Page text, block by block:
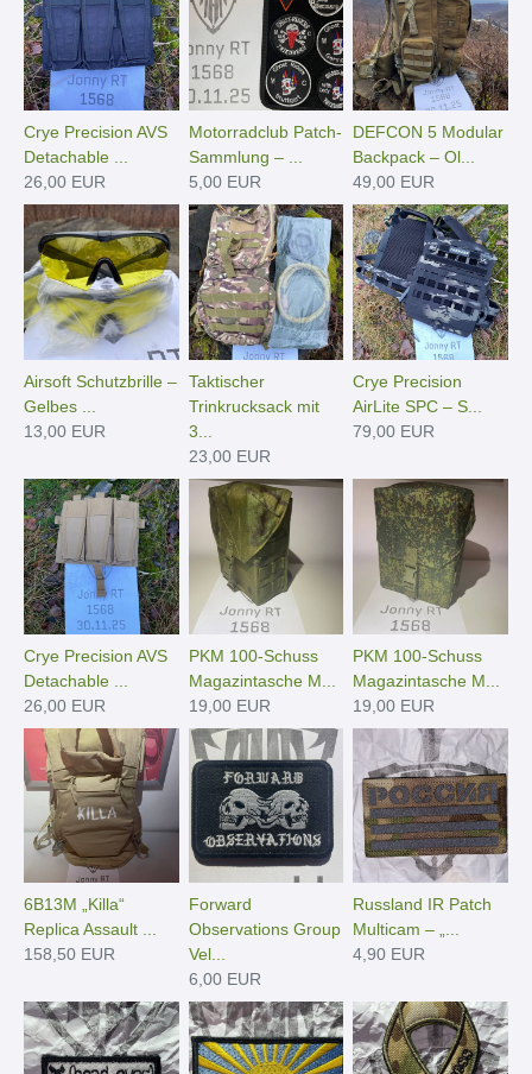
Crye Precision AVS
Detachable ...
26,00 EUR
Motorradclub Patch-
Sammlung – ...
5,00 EUR
DEFCON 5 Modular
Backpack – Ol...
49,00 EUR
Airsoft Schutzbrille –
Gelbes ...
13,00 EUR
Taktischer
Trinkrucksack mit
3...
23,00 EUR
Crye Precision
AirLite SPC – S...
79,00 EUR
Crye Precision AVS
Detachable ...
26,00 EUR
PKM 100-Schuss
Magazintasche M...
19,00 EUR
PKM 100-Schuss
Magazintasche M...
19,00 EUR
6B13M „Killa“
Replica Assault ...
158,50 EUR
Forward
Observations Group
Vel...
6,00 EUR
Russland IR Patch
Multicam – „...
4,90 EUR